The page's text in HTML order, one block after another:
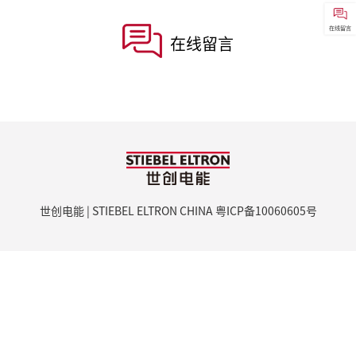
在线留言
世创电能 | STIEBEL ELTRON CHINA 粤ICP备10060605号
在线留言